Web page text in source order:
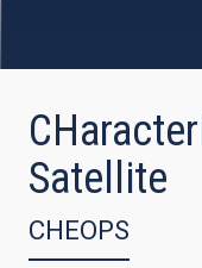
Satellite
CHEOPS